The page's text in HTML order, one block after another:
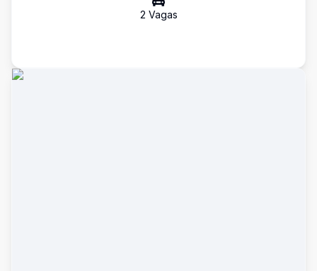
2 Vagas